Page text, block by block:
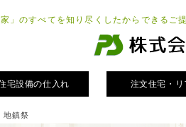
」のすべてを知り尽くしたからできるご
宅設備の仕入れ 注文住宅・
鎮祭